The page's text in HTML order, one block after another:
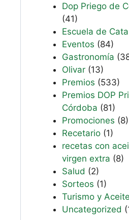
Dop Priego de
(41)
Escuela de
Eventos (84)
Gastronomía
Olivar(13)
Premios (533)
Premios DOP
Córdoba (81)
Promociones (8)
Recetario(1)
recetas con
virgen extra (8)
Salud (2)
Sorteos (1)
Turismo y Aceite
Uncategorized